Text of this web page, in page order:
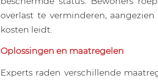
overlast te verminderen,
kosten leidt.
Oplossingen en maatregelen
Experts raden verschillende